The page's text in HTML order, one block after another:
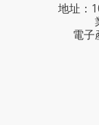
地址：
電子